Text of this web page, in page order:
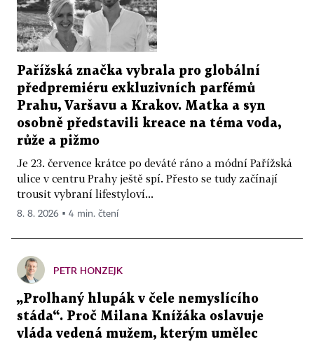
Pařížská značka vybrala pro globální
předpremiéru exkluzivních parfémů
Prahu, Varšavu a Krakov. Matka a syn
osobně představili kreace na téma voda,
růže a pižmo
Je 23. července krátce po deváté ráno a módní Pařížská
ulice v centru Prahy ještě spí. Přesto se tudy začínají
trousit vybraní lifestyloví...
8. 8. 2026 ▪ 4 min. čtení
PETR HONZEJK
„Prolhaný hlupák v čele nemyslícího
stáda“. Proč Milana Knížáka oslavuje
vláda vedená mužem, kterým umělec